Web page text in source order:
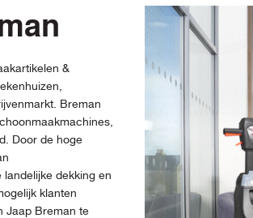
&
Breman
Door de hoge
dekking en
klanten
Jaap Breman te